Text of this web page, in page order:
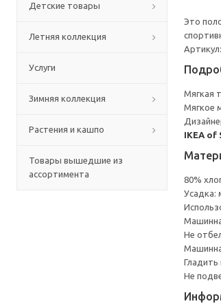
Детские товары
Летняя коллекция
Услуги
Зимняя коллекция
Растения и кашпо
Товары вышедшие из
ассортимента
Это
Мягкая
Мягкое
IKEA of
80%
Усадка:
Не
Не